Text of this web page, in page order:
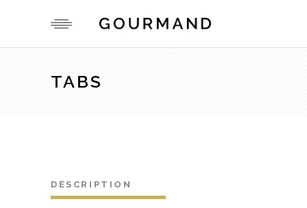
TABS
DESCRIPTION